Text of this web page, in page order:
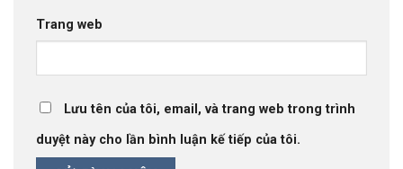
Trang web
Lưu tên của tôi, email, và trang web trong trình
duyệt này cho lần bình luận kế tiếp của tôi.